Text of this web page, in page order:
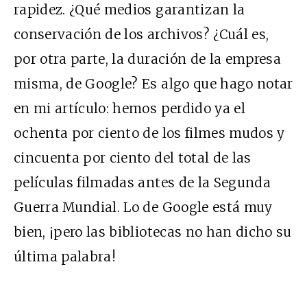
rapidez. ¿Qué medios garantizan la
conservación de los archivos? ¿Cuál es,
por otra parte, la duración de la empresa
misma, de Google? Es algo que hago notar
en mi artículo: hemos perdido ya el
ochenta por ciento de los filmes mudos y
cincuenta por ciento del total de las
películas filmadas antes de la Segunda
Guerra Mundial. Lo de Google está muy
bien, ¡pero las bibliotecas no han dicho su
última palabra!